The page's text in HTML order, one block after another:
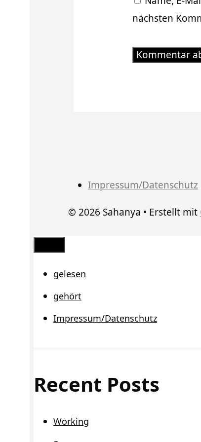
nächsten
Impressum/Datenschutz
© 2026 Sahanya • Erstellt mit
Schließen
gelesen
gehört
Impressum/Datenschutz
Recent Posts
Working